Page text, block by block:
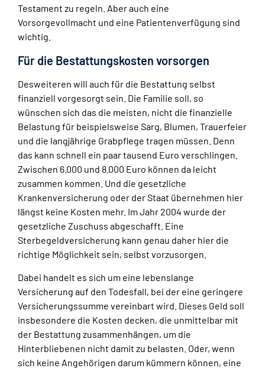
Testament zu regeln. Aber auch eine
Vorsorgevollmacht und eine Patientenverfügung sind
wichtig.
Für die Bestattungskosten vorsorgen
Desweiteren will auch für die Bestattung selbst
finanziell vorgesorgt sein. Die Familie soll, so
wünschen sich das die meisten, nicht die finanzielle
Belastung für beispielsweise Sarg, Blumen, Trauerfeier
und die langjährige Grabpflege tragen müssen. Denn
das kann schnell ein paar tausend Euro verschlingen.
Zwischen 6.000 und 8.000 Euro können da leicht
zusammen kommen. Und die gesetzliche
Krankenversicherung oder der Staat übernehmen hier
längst keine Kosten mehr. Im Jahr 2004 wurde der
gesetzliche Zuschuss abgeschafft. Eine
Sterbegeldversicherung kann genau daher hier die
richtige Möglichkeit sein, selbst vorzusorgen.
Dabei handelt es sich um eine lebenslange
Versicherung auf den Todesfall, bei der eine geringere
Versicherungssumme vereinbart wird. Dieses Geld soll
insbesondere die Kosten decken, die unmittelbar mit
der Bestattung zusammenhängen, um die
Hinterbliebenen nicht damit zu belasten. Oder, wenn
sich keine Angehörigen darum kümmern können, eine